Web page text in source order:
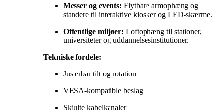
Messer og events: Flytbare armophæng og
standere til interaktive kiosker og LED-skærme.
Offentlige miljøer: Loftophæng til stationer,
universiteter og uddannelsesinstitutioner.
Tekniske fordele:
Justerbar tilt og rotation
VESA-kompatible beslag
Skjulte kabelkanaler